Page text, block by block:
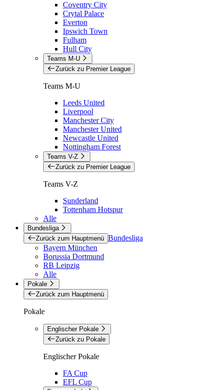
Coventry City
Crytal Palace
Everton
Ipswich Town
Fulham
Hull City
Teams M-U
Zurück zu Premier League
Teams M-U
Leeds United
Liverpool
Manchester City
Manchester United
Newcastle United
Nottingham Forest
Teams V-Z
Zurück zu Premier League
Teams V-Z
Sunderland
Tottenham Hotspur
Alle
Bundesliga
Zurück zum Hauptmenü Bundesliga
Bayern München
Borussia Dortmund
RB Leipzig
Alle
Pokale
Zurück zum Hauptmenü
Pokale
Englischer Pokale
Zurück zu Pokale
Englischer Pokale
FA Cup
EFL Cup